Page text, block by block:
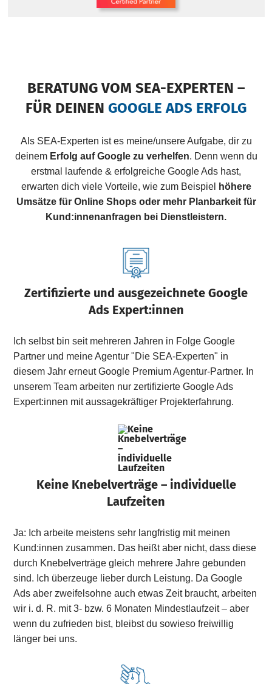
BERATUNG VOM SEA-EXPERTEN –
FÜR DEINEN GOOGLE ADS ERFOLG
Als SEA-Experten ist es meine/unsere Aufgabe, dir zu
deinem Erfolg auf Google zu verhelfen. Denn wenn du
erstmal laufende & erfolgreiche Google Ads hast,
erwarten dich viele Vorteile, wie zum Beispiel
höhere
Umsätze für Online Shops oder mehr Planbarkeit für
Kund:innenanfragen bei Dienstleistern.
Zertifizierte und ausgezeichnete Google
Ads Expert:innen
Keine Knebelverträge – individuelle
Laufzeiten
Ich selbst bin seit mehreren Jahren in Folge Google
Partner und meine Agentur "Die SEA-Experten" in
diesem Jahr erneut Google Premium Agentur-Partner. In
unserem Team arbeiten nur zertifizierte Google Ads
Expert:innen mit aussagekräftiger Projekterfahrung.
Ja: Ich arbeite meistens sehr langfristig mit meinen
Kund:innen zusammen. Das heißt aber nicht, dass diese
durch Knebelverträge gleich mehrere Jahre gebunden
sind. Ich überzeuge lieber durch Leistung. Da Google
Ads aber zweifelsohne auch etwas Zeit braucht, arbeiten
wir i. d. R. mit 3- bzw. 6 Monaten Mindestlaufzeit – aber
wenn du zufrieden bist, bleibst du sowieso freiwillig
länger bei uns.